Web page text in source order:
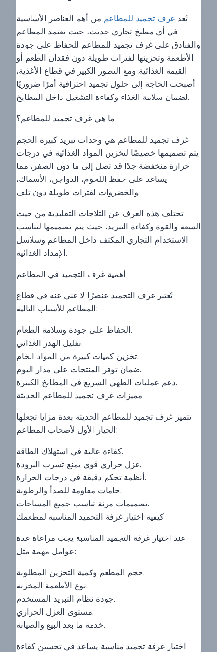
تُعد غرف تجميد للمطاعم من أهم العناصر الأساسية
في أي مطبخ تجاري حديث، حيث تعتمد المطاعم
والفنادق على غرف تجميد للمطاعم للحفاظ على جودة
الأطعمة وتخزينها لفترات طويلة دون فقدان الطعم أو
القيمة الغذائية. ومع التطور الكبير في قطاع الأغذية،
أصبحت الحاجة إلى حلول تجميد احترافية أمرًا ضروريًا
لضمان سلامة الغذاء وكفاءة التشغيل داخل المطابخ.
ما هي غرف تجميد للمطاعم؟
غرف تجميد للمطاعم هي وحدات تبريد كبيرة الحجم
يتم تصميمها خصيصًا لتخزين المواد الغذائية في درجات
حرارة منخفضة جدًا قد تصل إلى ما دون الصفر، مما
يساعد على حفظ اللحوم، الدواجن، الأسماك،
والخضروات لفترات طويلة دون تلف.
تختلف هذه الغرف عن الثلاجات التقليدية من حيث
السعة والقوة وكفاءة التبريد، حيث يتم تصميمها لتناسب
الاستخدام التجاري المكثف داخل المطاعم وسلاسل
الإمداد الغذائية.
أهمية غرف التجميد في المطاعم
تُعتبر غرف التجميد عنصرًا لا غنى عنه في قطاع
المطاعم للأسباب التالية:
الحفاظ على جودة وسلامة الطعام.
تقليل الهدر الغذائي.
تخزين كميات كبيرة من المواد الخام.
ضمان توفر المنتجات على مدار اليوم.
دعم عمليات الطهي السريع في المطابخ الكبيرة.
مميزات غرف تجميد للمطاعم الحديثة
تتميز غرف تجميد للمطاعم الحديثة بعدة مزايا تجعلها
الخيار الأول لأصحاب المطاعم:
كفاءة عالية في استهلاك الطاقة.
عزل حراري قوي يمنع تسرب البرودة.
أنظمة تحكم دقيقة في درجات الحرارة.
خامات مقاومة للصدأ والرطوبة.
تصميمات مرنة تناسب جميع المساحات.
كيفية اختيار غرفة التجميد المناسبة لمطعمك
عند اختيار غرفة التجميد المناسبة يجب مراعاة عدة
عوامل مهمة مثل:
حجم المطعم وكمية التخزين المطلوبة.
نوع الأطعمة المخزنة.
جودة نظام التبريد المستخدم.
مستوى العزل الحراري.
خدمة ما بعد البيع والصيانة.
اختيار غرفة تجميد مناسبة يساعد في تحسين كفاءة